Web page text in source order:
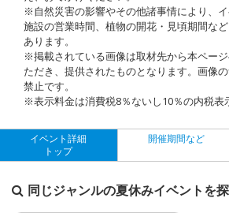
※自然災害の影響やその他諸事情により、イ
施設の営業時間、植物の開花・見頃期間な
あります。
※掲載されている画像は取材先から本ペー
ただき、提供されたものとなります。画像
禁止です。
※表示料金は消費税8％ないし10％の内税表
イベント詳細
トップ
開催期間など
同じジャンルの夏休みイベントを探